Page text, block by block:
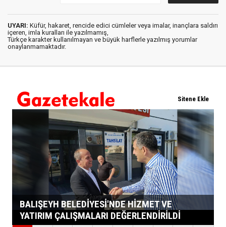
UYARI: Küfür, hakaret, rencide edici cümleler veya imalar, inançlara saldırı
içeren, imla kuralları ile yazılmamış,
Türkçe karakter kullanılmayan ve büyük harflerle yazılmış yorumlar
onaylanmamaktadır.